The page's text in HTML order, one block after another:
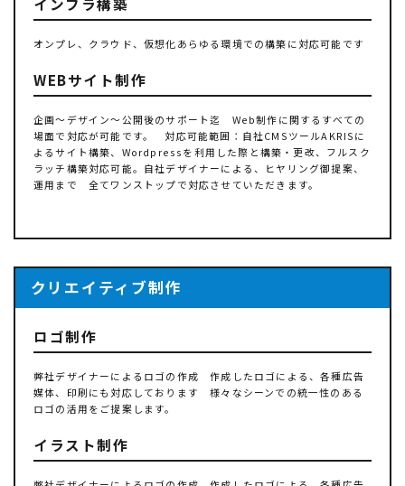
オンプレ、クラウド、仮想化あらゆる環境での構築に対応可能です
WEBサイト制作
企画～デザイン～公開後のサポート迄 Web制作に関するすべての
場面で対応が可能です。 対応可能範囲：自社CMSツールAKRISに
よるサイト構築、Wordpressを利用した際と構築・更改、フルスク
ラッチ構築対応可能。自社デザイナーによる、ヒヤリング御提案、
運用まで 全てワンストップで対応させていただきます。
クリエイティブ制作
ロゴ制作
弊社デザイナーによるロゴの作成 作成したロゴによる、各種広告
媒体、印刷にも対応しております 様々なシーンでの統一性のある
ロゴの活用をご提案します。
イラスト制作